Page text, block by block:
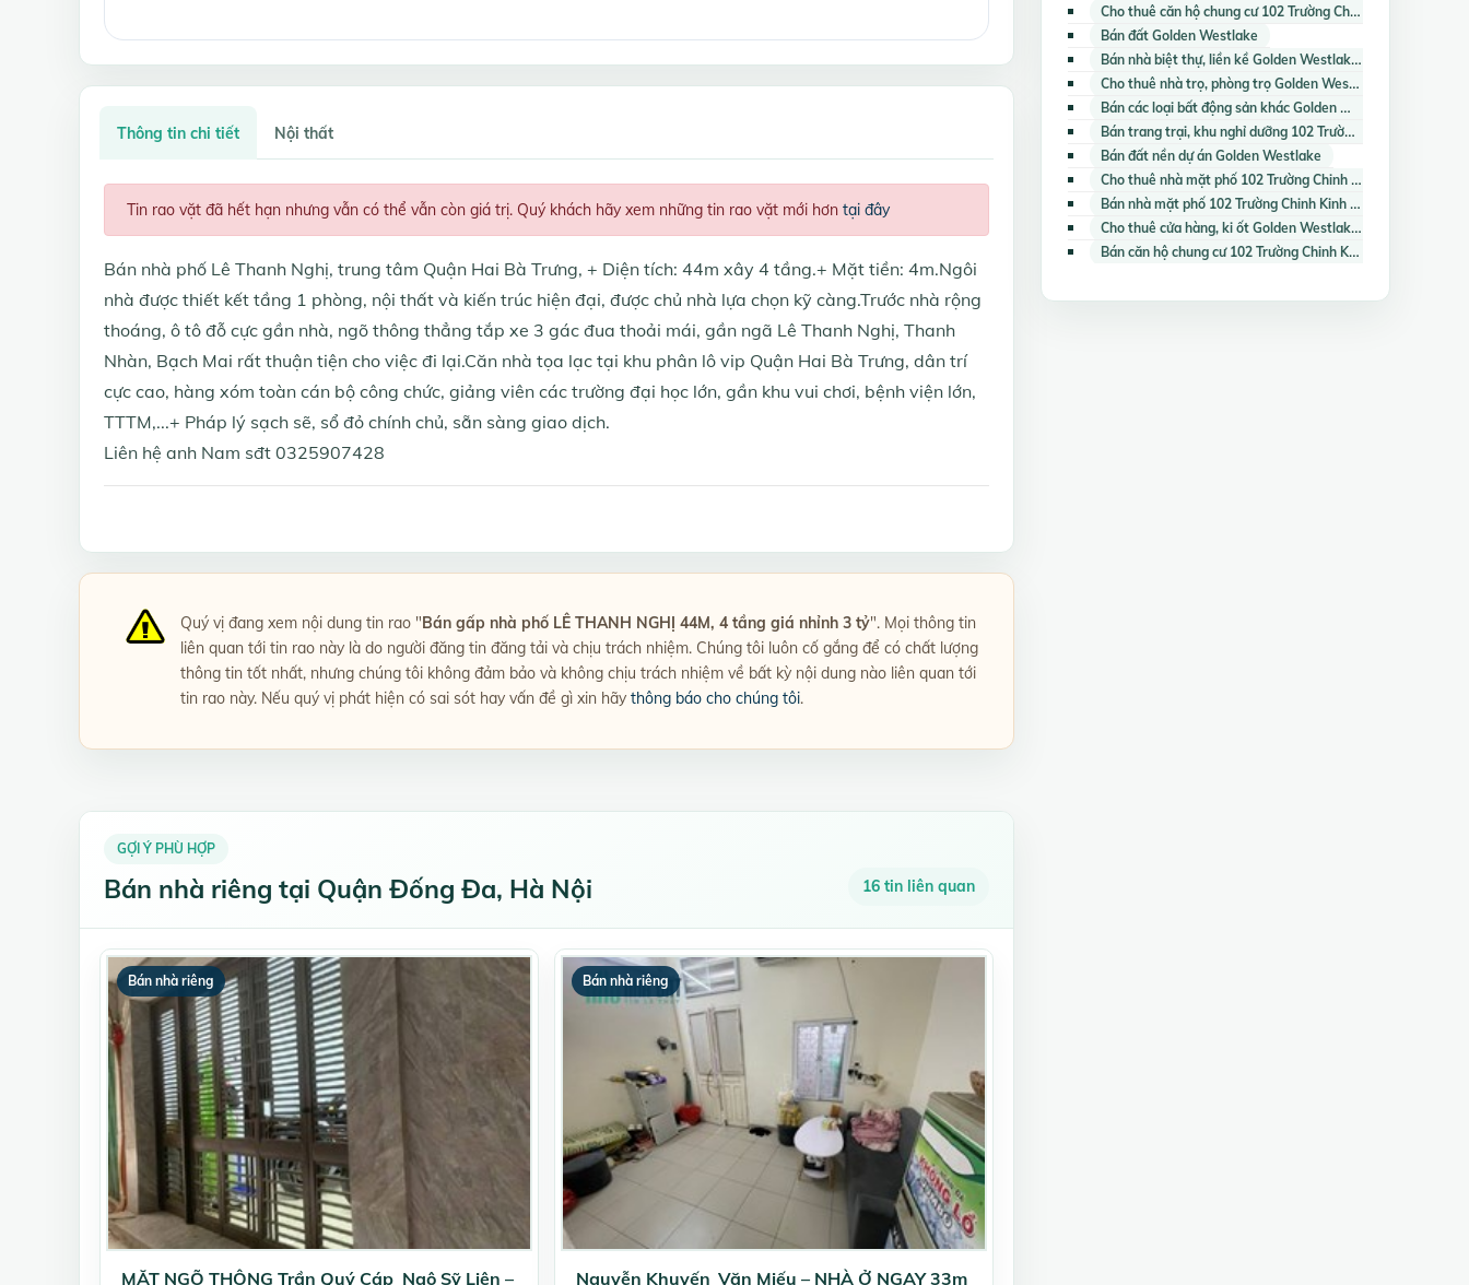
Thông tin chi tiết Nội thất
Tin rao vặt đã hết hạn nhưng vẫn có thể vẫn còn giá trị. Quý khách hãy xem những tin rao vặt mới hơn tại đây
Bán nhà phố Lê Thanh Nghị, trung tâm Quận Hai Bà Trưng, + Diện tích: 44m xây 4 tầng.+ Mặt tiền: 4m.Ngôi
nhà được thiết kết tầng 1 phòng, nội thất và kiến trúc hiện đại, được chủ nhà lựa chọn kỹ càng.Trước nhà rộng
thoáng, ô tô đỗ cực gần nhà, ngõ thông thẳng tắp xe 3 gác đua thoải mái, gần ngã Lê Thanh Nghị, Thanh
Nhàn, Bạch Mai rất thuận tiện cho việc đi lại.Căn nhà tọa lạc tại khu phân lô vip Quận Hai Bà Trưng, dân trí
cực cao, hàng xóm toàn cán bộ công chức, giảng viên các trường đại học lớn, gần khu vui chơi, bệnh viện lớn,
TTTM,...+ Pháp lý sạch sẽ, sổ đỏ chính chủ, sẵn sàng giao dịch.
Liên hệ anh Nam sđt 0325907428
Quý vị đang xem nội dung tin rao "Bán gấp nhà phố LÊ THANH NGHỊ 44M, 4 tầng giá nhỉnh 3 tỷ". Mọi thông tin
liên quan tới tin rao này là do người đăng tin đăng tải và chịu trách nhiệm. Chúng tôi luôn cố gắng để có chất lượng
thông tin tốt nhất, nhưng chúng tôi không đảm bảo và không chịu trách nhiệm về bất kỳ nội dung nào liên quan tới
tin rao này. Nếu quý vị phát hiện có sai sót hay vấn đề gì xin hãy thông báo cho chúng tôi.
GỢI Ý PHÙ HỢP
Bán nhà riêng tại Quận Đống Đa, Hà Nội 16 tin liên quan
Bán nhà riêng
MẶT NGÕ THÔNG Trần Quý Cáp_Ngô Sỹ Liên –
Bán nhà riêng
Nguyễn Khuyến_Văn Miếu – NHÀ Ở NGAY 33m
Cho thuê căn hộ chung cư 102 Trường Chinh Kinh Đô (Capital Garden)
Bán đất Golden Westlake
Bán nhà biệt thự, liền kề Golden Westlake
Cho thuê nhà trọ, phòng trọ Golden Westlake
Bán các loại bất động sản khác Golden Westlake
Bán trang trại, khu nghỉ dưỡng 102 Trường Chinh Kinh Đô (Capital Garden)
Bán đất nền dự án Golden Westlake
Cho thuê nhà mặt phố 102 Trường Chinh Kinh Đô (Capital Garden)
Bán nhà mặt phố 102 Trường Chinh Kinh Đô (Capital Garden)
Cho thuê cửa hàng, ki ốt Golden Westlake
Bán căn hộ chung cư 102 Trường Chinh Kinh Đô (Capital Garden)